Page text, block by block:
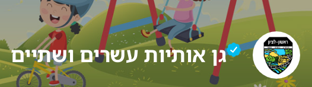
גן אותיות עשרים ושתיים